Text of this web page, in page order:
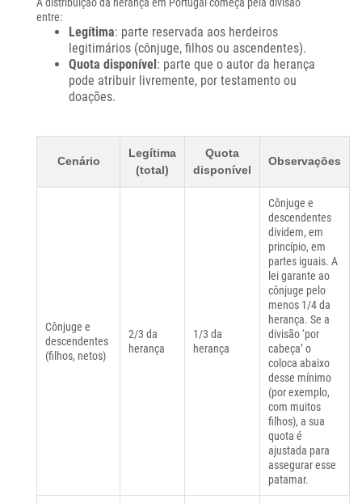
entre:
Legítima: parte reservada aos herdeiros
legitimários (cônjuge, filhos ou ascendentes).
Quota disponível: parte que o autor da herança
pode atribuir livremente, por testamento ou
doações.
Cenário
Legítima
(total)
Quota
disponível
Observações
Cônjuge e
descendentes
(filhos, netos)
2/3 da
herança
1/3 da
herança
Cônjuge e
descendentes
dividem, em
princípio, em
partes iguais. A
lei garante ao
cônjuge pelo
menos 1/4 da
herança. Se a
divisão ‘por
cabeça’ o
coloca abaixo
desse mínimo
(por exemplo,
com muitos
filhos), a sua
quota é
ajustada para
assegurar esse
patamar.